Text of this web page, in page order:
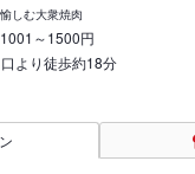
しむ大衆焼肉
1001～1500円
より徒歩約18分